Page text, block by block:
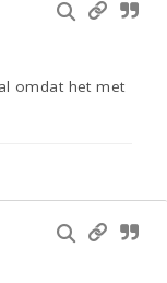
omdat het met